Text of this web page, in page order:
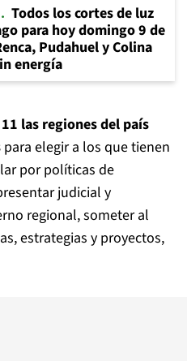
Todos los cortes de luz
para hoy domingo 9 de
Pudahuel y Colina
energía
las regiones del país
para elegir a los que tienen
por políticas de
judicial y
regional, someter al
estrategias y proyectos,